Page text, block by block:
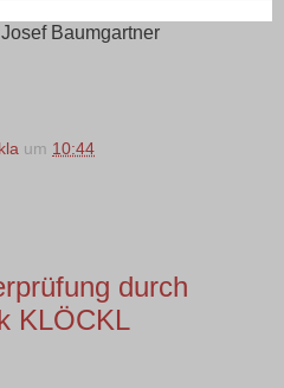
Baumgartner
um 10:44
durch
KLÖCKL